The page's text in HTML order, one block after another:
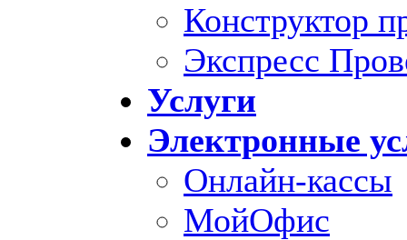
Конструктор
Экспресс
Услуги
Электронные
Онлайн-кассы
МойОфис